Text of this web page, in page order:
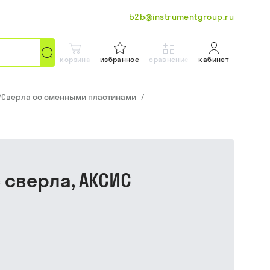
b2b@instrumentgroup.ru
корзина избранное сравнение кабинет
Сверла со сменными пластинами /
сверла, АКСИС